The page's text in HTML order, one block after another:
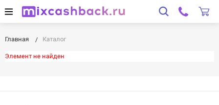
Главная Каталог
Элемент не найден